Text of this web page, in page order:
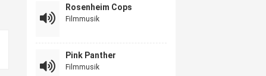
Rosenheim Cops
Filmmusik
Pink Panther
Filmmusik